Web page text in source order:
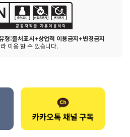
형:출처표시+상업적 이용금지+변경금지
이용 할 수 있습니다.